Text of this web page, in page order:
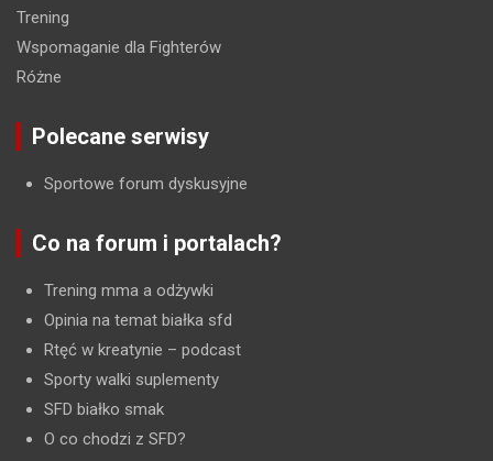
Trening
Wspomaganie dla Fighterów
Różne
Polecane serwisy
Sportowe forum dyskusyjne
Co na forum i portalach?
Trening mma a odżywki
Opinia na temat białka sfd
Rtęć w kreatynie – podcast
Sporty walki suplementy
SFD białko smak
O co chodzi z SFD?